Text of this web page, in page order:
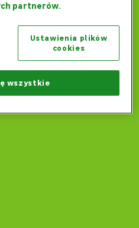
nie tak...
na stronę główną?
główną
partnerów.
Ustawienia plików
cookies
wszystkie